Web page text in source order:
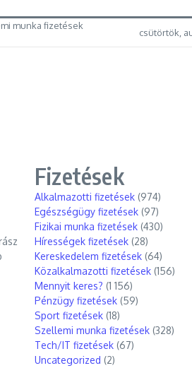
munka fizetések
csütörtök,
Fizetések
Alkalmazotti fizetések (974)
Egészségügy fizetések (97)
Fizikai munka fizetések (430)
Hírességek fizetések (28)
Kereskedelem fizetések (64)
Közalkalmazotti fizetések (156)
Mennyit keres? (1 156)
Pénzügy fizetések (59)
Sport fizetések (18)
Szellemi munka fizetések (328)
Tech/IT fizetések (67)
Uncategorized (2)